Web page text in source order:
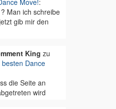
Move!:
Man ich schreibe
gib mir den
King zu
Dance
die Seite an
wird